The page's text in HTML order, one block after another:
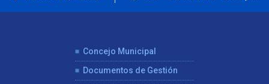
Concejo Municipal
Documentos de Gestión